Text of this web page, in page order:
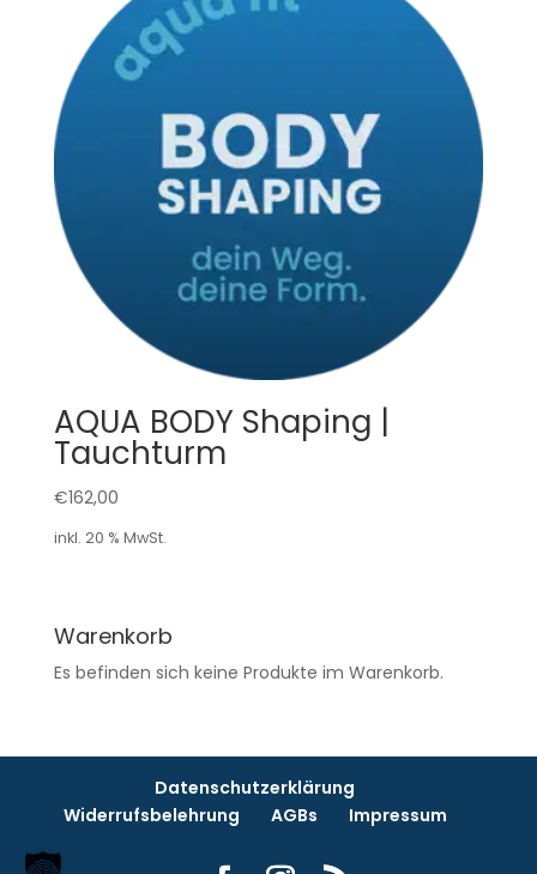
AQUA BODY Shaping |
Tauchturm
€162,00
inkl. 20 % MwSt.
Warenkorb
Es befinden sich keine Produkte im Warenkorb.
Datenschutzerklärung
Widerrufsbelehrung
AGBs Impressum